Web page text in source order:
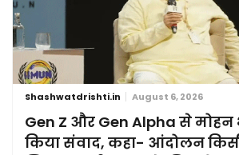
Shashwatdrishti.in August 6, 2026
Gen Z और Gen Alpha से
किया संवाद, कहा- आंदोलन